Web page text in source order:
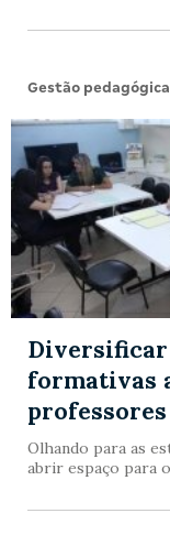
Gestão pedagógica
Diversificar
formativas
professores
Olhando para as
abrir espaço para